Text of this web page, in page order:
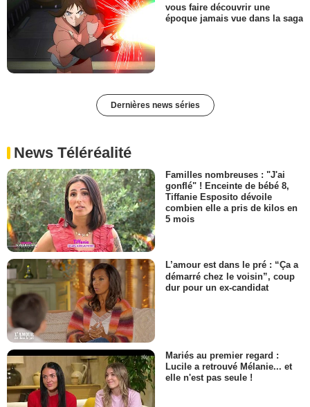
vous faire découvrir une
époque jamais vue dans la saga
Dernières news séries
News Téléréalité
Familles nombreuses : "J'ai
gonflé" ! Enceinte de bébé 8,
Tiffanie Esposito dévoile
combien elle a pris de kilos en
5 mois
L’amour est dans le pré : “Ça a
démarré chez le voisin”, coup
dur pour un ex-candidat
Mariés au premier regard :
Lucile a retrouvé Mélanie... et
elle n'est pas seule !